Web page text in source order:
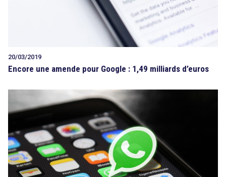
20/03/2019
Encore une amende pour Google : 1,49 milliards d’euros